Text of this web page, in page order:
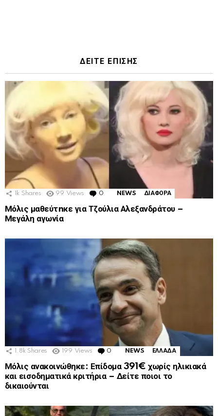
ΔΕΙΤΕ ΕΠΙΣΗΣ
1k Shares 99 Views 0 Comments
NEWS ΔΙΑΦΟΡΑ
Μόλις μαθεύτnκε για Τζούλια Αλεξανδράτου –
Μεγάλη αγωνία
1.8k Shares 199 Views 0 Comments
NEWS ΕΛΛΑΔΑ
Μόλις ανακοινώθηκε: Επίδομα 391€ χωρίς ηλικιακά
και εισοδηματικά κριτήρια – Δείτε ποιοι το
δικαιούνται